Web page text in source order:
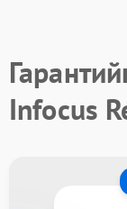
Infocus